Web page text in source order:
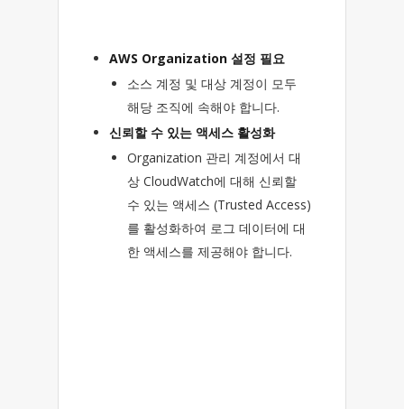
AWS Organization 설정 필요
소스 계정 및 대상 계정이 모두
해당 조직에 속해야 합니다.
신뢰할 수 있는 액세스 활성화
Organization 관리 계정에서 대
상 CloudWatch에 대해 신뢰할
수 있는 액세스 (Trusted Access)
를 활성화하여 로그 데이터에 대
한 액세스를 제공해야 합니다.